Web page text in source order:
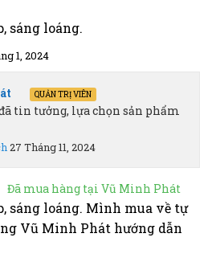
sáng loáng.
1, 2024
QUẢN TRỊ VIÊN
tin tưởng, lựa chọn sản phẩm
27 Tháng 11, 2024
Đã mua hàng tại Vũ Minh Phát
sáng loáng. Mình mua về tự
Vũ Minh Phát hướng dẫn